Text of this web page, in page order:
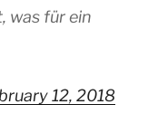
was für ein
12, 2018